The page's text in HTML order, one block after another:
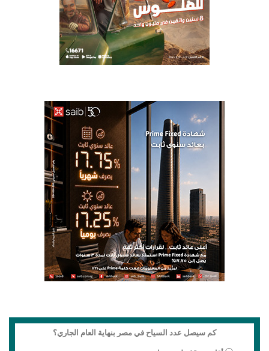
كم سيصل عدد السياح في مصر بنهاية العام الجاري؟